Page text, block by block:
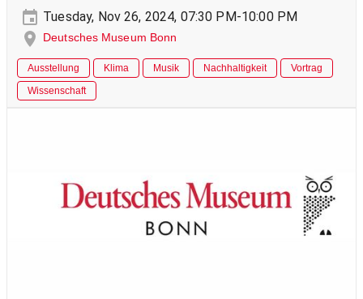
Tuesday, Nov 26, 2024, 07:30 PM-10:00 PM
Deutsches Museum Bonn
Ausstellung Klima Musik Nachhaltigkeit
Vortrag
Wissenschaft